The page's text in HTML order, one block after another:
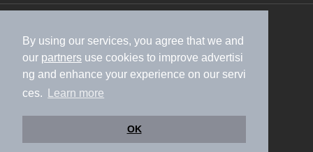
By using our services, you agree that we and
our partners use cookies to improve advertisi
ng and enhance your experience on our servi
ces.
Learn more
OK
加盟店募集（資料請求）
広告出稿のご案内
利用規約
ライフスタイルMEMBERS+規約
特定商取引法に基づく表記
ヘルプ
採用情報
運営会社